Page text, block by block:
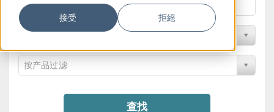
接受 拒絕
按学科过滤
按产品过滤
查找